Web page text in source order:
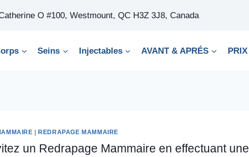
O #100, Westmount, QC H3Z 3J8, Canada
Seins Injectables AVANT & APRÉS PRIX
REDRAPAGE MAMMAIRE
un Redrapage Mammaire en effectuant une